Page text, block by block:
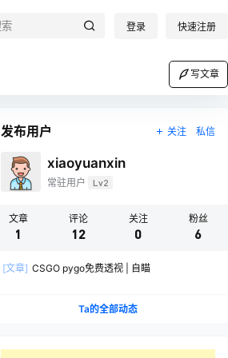
登录 快速注册
写文章
发布用户 关注 私信
xiaoyuanxin
常驻用户 Lv2
文章
1
评论
12
关注
0
粉丝
6
[文章] CSGO pygo免费透视 | 自瞄
Ta的全部动态